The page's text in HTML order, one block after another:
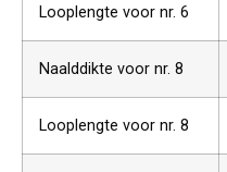
Looplengte voor nr. 6
Naalddikte voor nr. 8
Looplengte voor nr. 8